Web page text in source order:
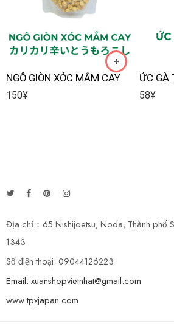
NGÔ GIÒN XÓC MẮM CAY
150¥
ỨC GÀ
58¥
Địa chỉ：65 Nishijoetsu, Noda, Thành phố
1343
Số điện thoại: 09044126223
Email: xuanshopvietnhat@gmail.com
www:tpxjapan.com